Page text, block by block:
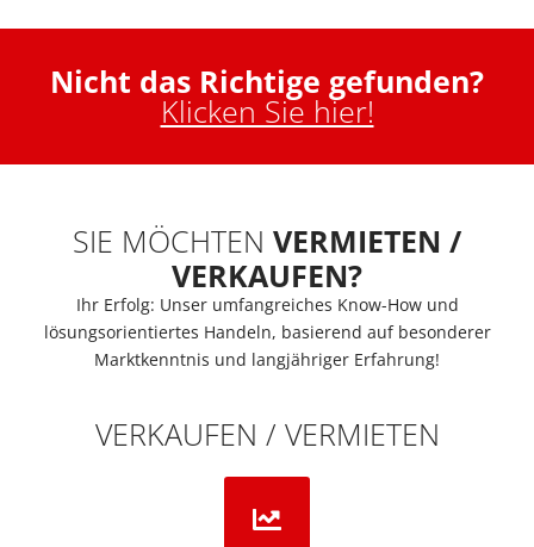
Nicht das Richtige gefunden?
Klicken Sie hier!
SIE MÖCHTEN VERMIETEN /
VERKAUFEN?
Ihr Erfolg: Unser umfangreiches Know-How und
lösungsorientiertes Handeln, basierend auf besonderer
Marktkenntnis und langjähriger Erfahrung!
VERKAUFEN / VERMIETEN